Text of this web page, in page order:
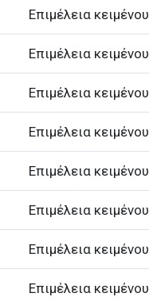
Επιμέλεια κειμένου
Επιμέλεια κειμένου
Επιμέλεια κειμένου
Επιμέλεια κειμένου
Επιμέλεια κειμένου
Επιμέλεια κειμένου
Επιμέλεια κειμένου
Επιμέλεια κειμένου